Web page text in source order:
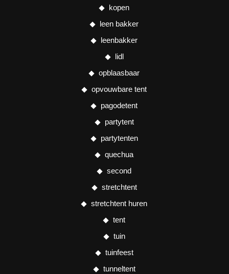
kopen
leen bakker
leenbakker
lidl
opblaasbaar
opvouwbare tent
pagodetent
partytent
partytenten
quechua
second
stretchtent
stretchtent huren
tent
tuin
tuinfeest
tunneltent